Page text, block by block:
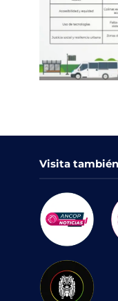
Visita